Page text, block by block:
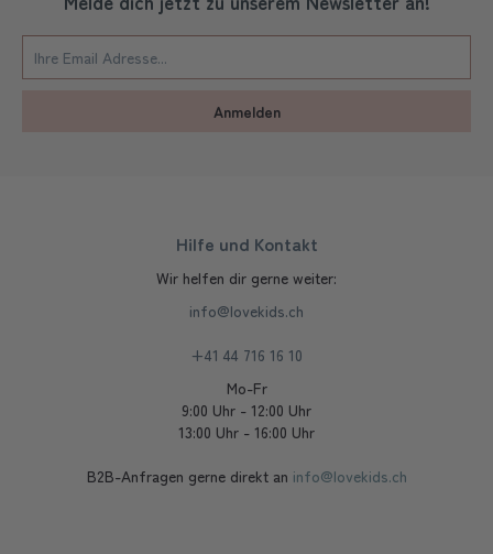
Anmelden
Hilfe und Kontakt
Wir helfen dir gerne weiter:
info@lovekids.ch
+41 44 716 16 10
Mo-Fr
9:00 Uhr - 12:00 Uhr
13:00 Uhr - 16:00 Uhr
B2B-Anfragen gerne direkt an info@lovekids.ch